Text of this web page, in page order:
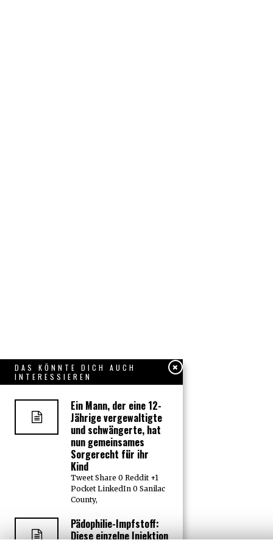
DAS KÖNNTE DICH AUCH
INTERESSIEREN
Ein Mann, der eine 12-
Jährige vergewaltigte
und schwängerte, hat
nun gemeinsames
Sorgerecht für ihr
Kind
Tweet Share 0 Reddit +1
Pocket LinkedIn 0 Sanilac
County,
Pädophilie-Impfstoff:
Diese einzelne Injektion